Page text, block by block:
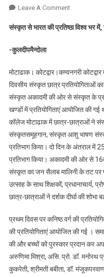
Leave A CommentOn
में
में
छात्र
छात्राओं
ने
दिखाया
अपना
जलवा
संस्कृत से भारत की प्रतिष्ठा विश्व भर
-कुलदीपमैन्दोला
मोटाढाक। कोटद्वार।कण्वनगरी
दिवसीय संस्कृत छात्र प्रतियोगिताओं
संस्कृत अकादमी की ओर से संस्कृत के
खण्डों में प्रतियोगिताएं आयोजित की
कॉलेज मोटाढाक में छात्र-छात्राओं ने
संस्कृतसमूहगान, संस्कृत आशु भाषण
प्रतिभाग किया। दो दिन के अंतराल में
प्रतिभाग किया। अकादमी की ओर से
संस्कृत का जन सैलाब मालिनी के तट पर
उत्साह के साथ शिक्षकों, प्रधानाचार्य,
छात्र-छात्राओं ने दर्शक दीर्घा की शोभा
प्रथम दिवस पर कनिष्ठ वर्ग की
की प्रतियोगिताएं आयोजित की गई ।
की और बच्चों को पुरस्कार प्रदान कर
अरुणिमा मिश्रा, असि. प्रो. डॉ. मनोरथ
कुकरेती, श्रीमती बबीता, डॉ.